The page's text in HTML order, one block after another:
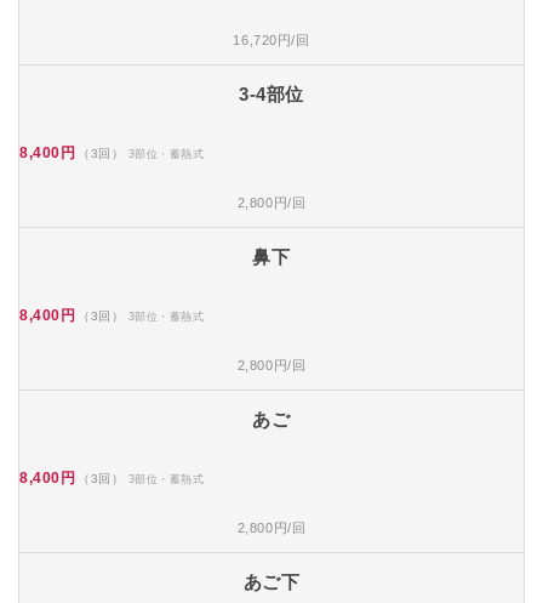
16,720円/回
3-4部位
8,400円 （3回） 3部位・蓄熱式
2,800円/回
鼻下
8,400円 （3回） 3部位・蓄熱式
2,800円/回
あご
8,400円 （3回） 3部位・蓄熱式
2,800円/回
あご下